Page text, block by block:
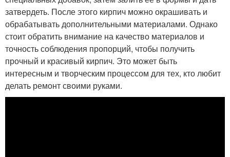
затвердеть. После этого кирпич можно окрашивать и
обрабатывать дополнительными материалами. Однако
стоит обратить внимание на качество материалов и
точность соблюдения пропорций, чтобы получить
прочный и красивый кирпич. Это может быть
интересным и творческим процессом для тех, кто любит
делать ремонт своими руками.